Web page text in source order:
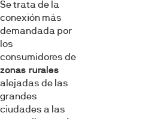
Se trata de la
conexión más
demandada por
los
consumidores de
zonas rurales
alejadas de las
grandes
ciudades a las